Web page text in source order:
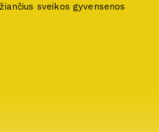
sveikos gyvensenos